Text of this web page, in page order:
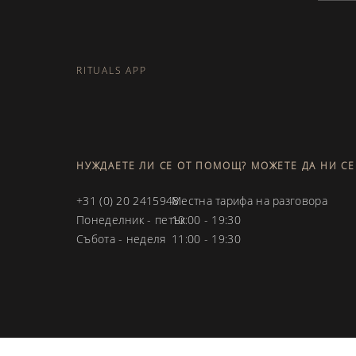
RITUALS APP
НУЖДАЕТЕ ЛИ СЕ ОТ ПОМОЩ? МОЖЕТЕ ДА НИ СЕ
+31 (0) 20 2415948Местна тарифа на разговора
Понеделник - петък10:00 - 19:30
Събота - неделя 11:00 - 19:30